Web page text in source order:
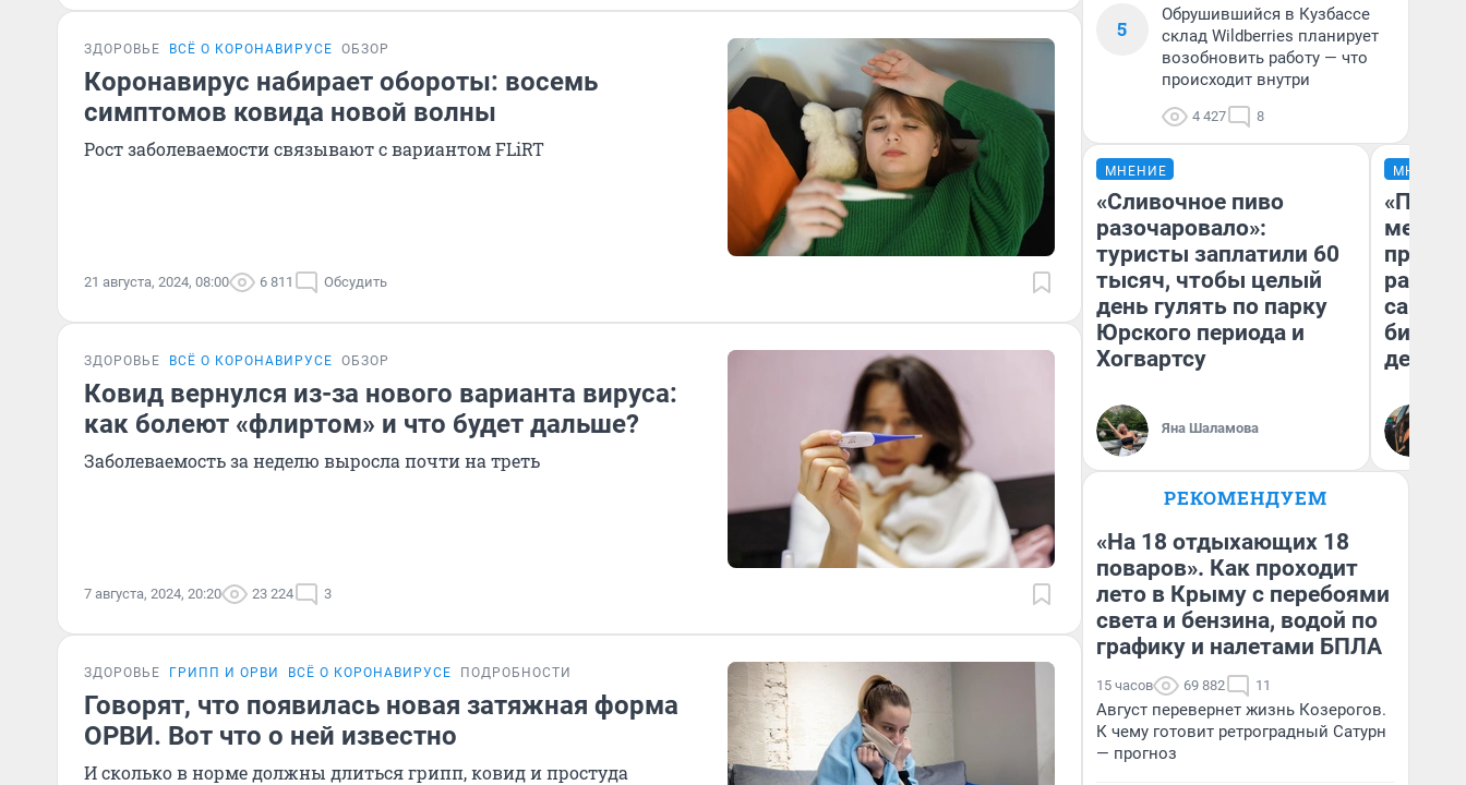
ЗДОРОВЬЕ ВСЁ О КОРОНАВИРУСЕ ОБЗОР
Коронавирус набирает обороты: восемь
симптомов ковида новой волны
Рост заболеваемости связывают с вариантом FLiRT
21 августа, 2024, 08:00 6 811 Обсудить
ЗДОРОВЬЕ ВСЁ О КОРОНАВИРУСЕ ОБЗОР
Ковид вернулся из-за нового варианта вируса:
как болеют «флиртом» и что будет дальше?
Заболеваемость за неделю выросла почти на треть
7 августа, 2024, 20:20 23 224 3
ЗДОРОВЬЕ ГРИПП И ОРВИ ВСЁ О КОРОНАВИРУСЕ ПОДРОБНОСТИ
Говорят, что появилась новая затяжная форма
ОРВИ. Вот что о ней известно
И сколько в норме должны длиться грипп, ковид и простуда
5
Обрушившийся в Кузбассе
склад Wildberries планирует
возобновить работу — что
происходит внутри
4 427 8
МНЕНИЕ
«Сливочное пиво
разочаровало»:
туристы заплатили 60
тысяч, чтобы целый
день гулять по парку
Юрского периода и
Хогвартсу
Яна Шаламова
МНЕНИЕ
самом
РЕКОМЕНДУЕМ
«На 18 отдыхающих 18
поваров». Как проходит
лето в Крыму с перебоями
света и бензина, водой по
графику и налетами БПЛА
15 часов 69 882 11
Август перевернет жизнь Козерогов.
К чему готовит ретроградный Сатурн
— прогноз